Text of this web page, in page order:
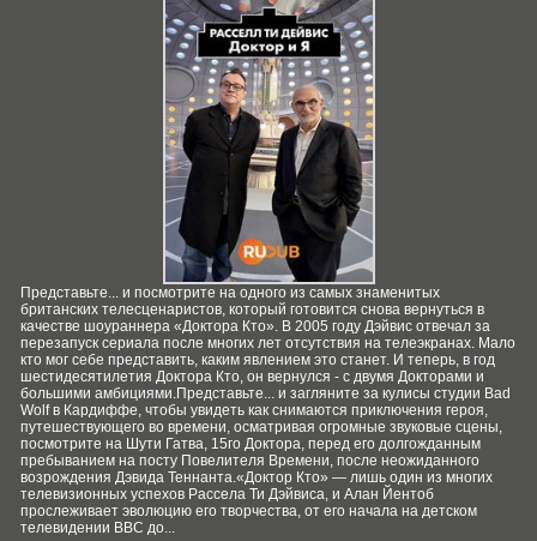
Представьте... и посмотрите на одного из самых знаменитых
британских телесценаристов, который готовится снова вернуться в
качестве шоураннера «Доктора Кто». В 2005 году Дэйвис отвечал за
перезапуск сериала после многих лет отсутствия на телеэкранах. Мало
кто мог себе представить, каким явлением это станет. И теперь, в год
шестидесятилетия Доктора Кто, он вернулся - с двумя Докторами и
большими амбициями.Представьте... и загляните за кулисы студии Bad
Wolf в Кардиффе, чтобы увидеть как снимаются приключения героя,
путешествующего во времени, осматривая огромные звуковые сцены,
посмотрите на Шути Гатва, 15го Доктора, перед его долгожданным
пребыванием на посту Повелителя Времени, после неожиданного
возрождения Дэвида Теннанта.«Доктор Кто» — лишь один из многих
телевизионных успехов Рассела Ти Дэйвиса, и Алан Йентоб
прослеживает эволюцию его творчества, от его начала на детском
телевидении BBC до...